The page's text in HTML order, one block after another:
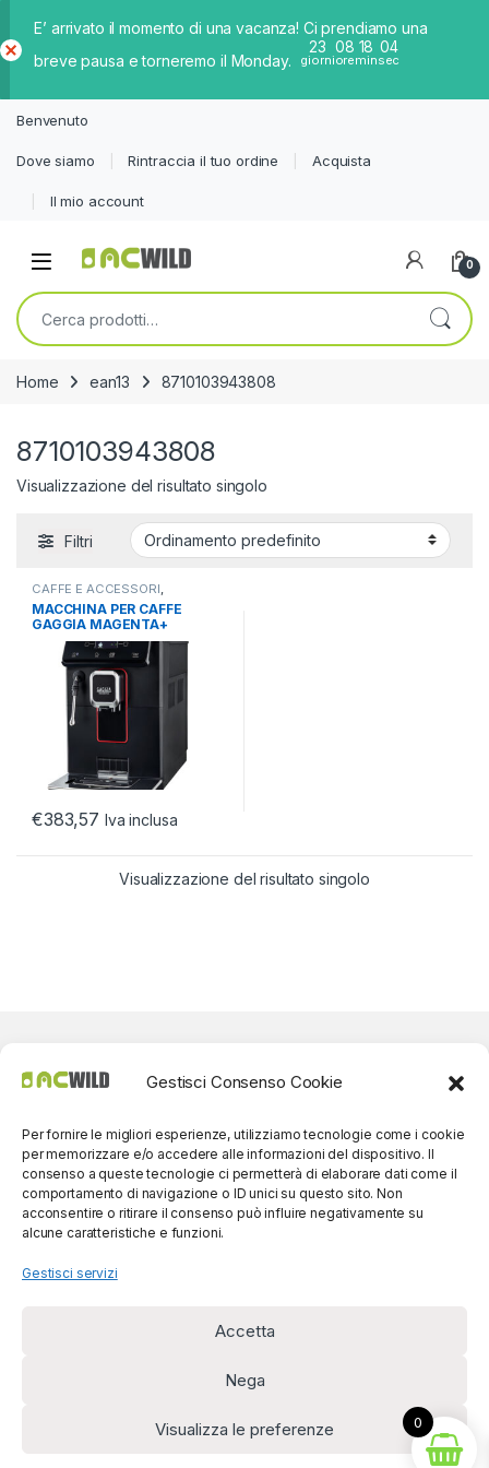
Gestisci Consenso Cookie
Per fornire le migliori esperienze, utilizziamo tecnologie come i cookie
per memorizzare e/o accedere alle informazioni del dispositivo. Il
consenso a queste tecnologie ci permetterà di elaborare dati come il
comportamento di navigazione o ID unici su questo sito. Non
acconsentire o ritirare il consenso può influire negativamente su
alcune caratteristiche e funzioni.
Gestisci servizi
Accetta
Nega
Visualizza le preferenze
E’ arrivato il momento di una vacanza! Ci prendiamo una
breve pausa e torneremo il Monday.
23
giorni
08
ore
18
min
04
sec
iud
Benvenuto
Dove siamo Rintraccia il tuo ordine Acquista
Il mio account
0
Cerca:
Home ean13 8710103943808
8710103943808
Visualizzazione del risultato singolo
Filtri
CAFFE E ACCESSORI,
ELETTRODOMESTICI,MACCHINE
AUTOMATICHE
MACCHINA PER CAFFE
GAGGIA MAGENTA+
AUTOMATICA RI8700/01
BLACK
€383,57 Iva inclusa
Visualizzazione del risultato singolo
disponibili!
(0039) 091
5607514
0